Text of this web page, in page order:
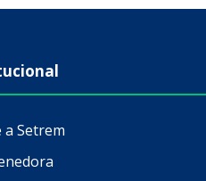
a Setrem